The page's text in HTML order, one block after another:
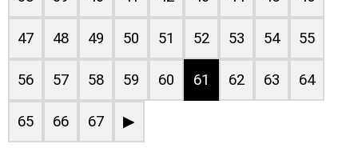
47 48 49 50 51 52 53 54 55
56 57 58 59 60 61 62 63 64
65 66 67 ▶